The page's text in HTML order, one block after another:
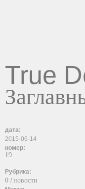
True
дата:
2015-06-14
номер:
19
Рубрика:
0 / новости